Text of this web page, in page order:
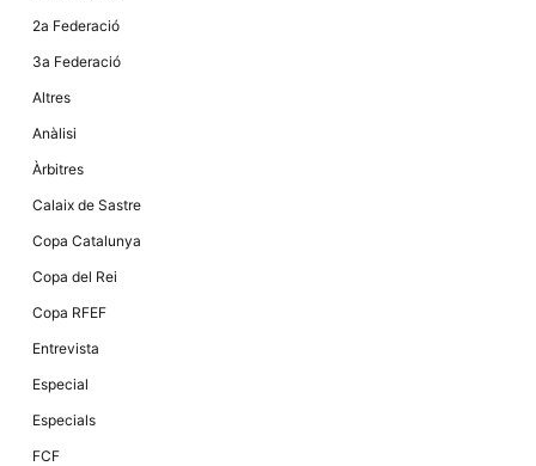
2a Federació
3a Federació
Altres
Anàlisi
Àrbitres
Calaix de Sastre
Copa Catalunya
Copa del Rei
Copa RFEF
Entrevista
Especial
Especials
FCF